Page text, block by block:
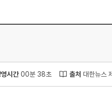
시간00분 38초 출처 대한뉴스